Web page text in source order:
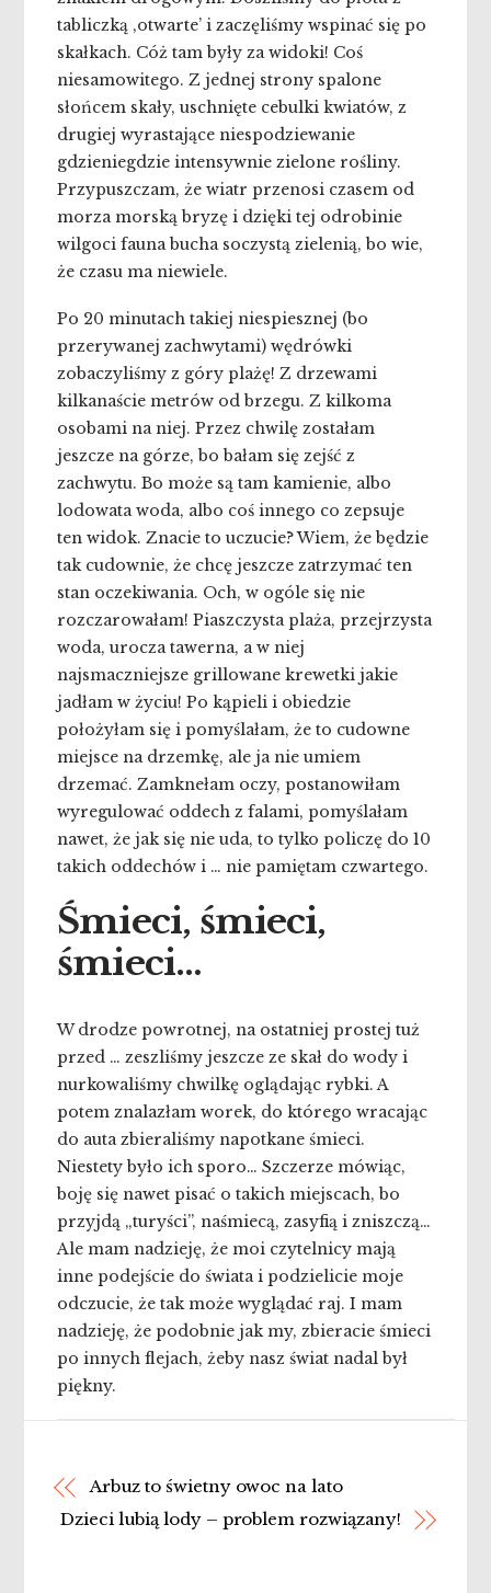
tabliczką ‚otwarte’ i zaczęliśmy wspinać się po
skałkach. Cóż tam były za widoki! Coś
niesamowitego. Z jednej strony spalone
słońcem skały, uschnięte cebulki kwiatów, z
drugiej wyrastające niespodziewanie
gdzieniegdzie intensywnie zielone rośliny.
Przypuszczam, że wiatr przenosi czasem od
morza morską bryzę i dzięki tej odrobinie
wilgoci fauna bucha soczystą zielenią, bo wie,
że czasu ma niewiele.
Po 20 minutach takiej niespiesznej (bo
przerywanej zachwytami) wędrówki
zobaczyliśmy z góry plażę! Z drzewami
kilkanaście metrów od brzegu. Z kilkoma
osobami na niej. Przez chwilę zostałam
jeszcze na górze, bo bałam się zejść z
zachwytu. Bo może są tam kamienie, albo
lodowata woda, albo coś innego co zepsuje
ten widok. Znacie to uczucie? Wiem, że będzie
tak cudownie, że chcę jeszcze zatrzymać ten
stan oczekiwania. Och, w ogóle się nie
rozczarowałam! Piaszczysta plaża, przejrzysta
woda, urocza tawerna, a w niej
najsmaczniejsze grillowane krewetki jakie
jadłam w życiu! Po kąpieli i obiedzie
położyłam się i pomyślałam, że to cudowne
miejsce na drzemkę, ale ja nie umiem
drzemać. Zamknełam oczy, postanowiłam
wyregulować oddech z falami, pomyślałam
nawet, że jak się nie uda, to tylko policzę do 10
takich oddechów i … nie pamiętam czwartego.
Śmieci, śmieci,
śmieci…
W drodze powrotnej, na ostatniej prostej tuż
przed … zeszliśmy jeszcze ze skał do wody i
nurkowaliśmy chwilkę oglądając rybki. A
potem znalazłam worek, do którego wracając
do auta zbieraliśmy napotkane śmieci.
Niestety było ich sporo… Szczerze mówiąc,
boję się nawet pisać o takich miejscach, bo
przyjdą „turyści”, naśmiecą, zasyfią i zniszczą…
Ale mam nadzieję, że moi czytelnicy mają
inne podejście do świata i podzielicie moje
odczucie, że tak może wyglądać raj. I mam
nadzieję, że podobnie jak my, zbieracie śmieci
po innych flejach, żeby nasz świat nadal był
piękny.
Arbuz to świetny owoc na lato
Dzieci lubią lody – problem rozwiązany!